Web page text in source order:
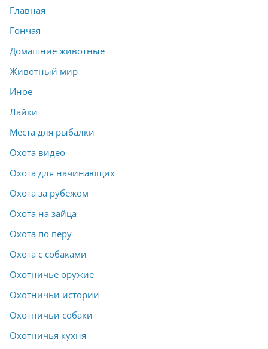
Главная
Гончая
Домашние животные
Животный мир
Иное
Лайки
Места для рыбалки
Охота видео
Охота для начинающих
Охота за рубежом
Охота на зайца
Охота по перу
Охота с собаками
Охотничье оружие
Охотничьи истории
Охотничьи собаки
Охотничья кухня